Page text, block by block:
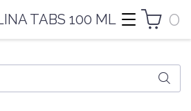
0
TABS 100 ML